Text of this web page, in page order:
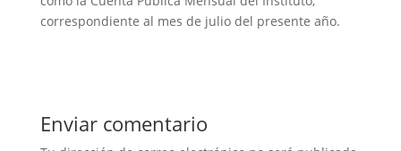
correspondiente al mes de julio del presente año.
Enviar comentario